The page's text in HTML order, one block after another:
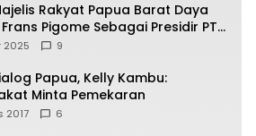
Rakyat Papua Barat Daya
Pigome Sebagai Presidir PT
Indonesia
2025 9
Papua, Kelly Kambu:
Minta Pemekaran
2017 6